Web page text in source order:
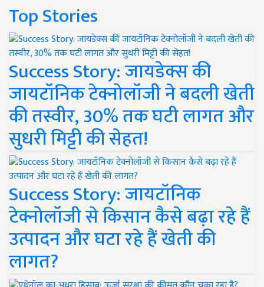
Top Stories
Success Story: जायडेक्स की
जायटॉनिक टेक्नोलॉजी ने बदली खेती
की तस्वीर, 30% तक घटी लागत और
सुधरी मिट्टी की सेहत!
Success Story: जायटॉनिक
टेक्नोलॉजी से किसान कैसे बढ़ा रहे हैं
उत्पादन और घटा रहे हैं खेती की
लागत?